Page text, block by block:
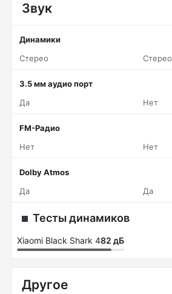
Звук
Динамики
Стерео
Стерео
3.5 мм аудио порт
Да
Нет
FM-Радио
Нет
Нет
Dolby Atmos
Да
Да
Тесты динамиков
Xiaomi Black Shark 482 дБ
Другое